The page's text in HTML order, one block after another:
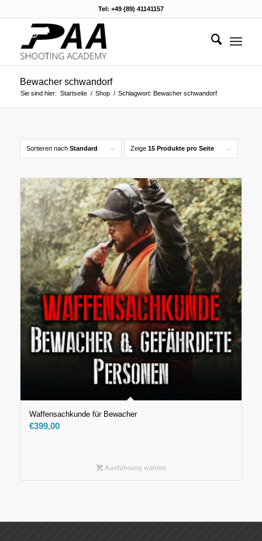
Tel: +49 (89) 41141157
Bewacher schwandorf
Sie sind hier: Startseite / Shop / Schlagwort: Bewacher schwandorf
Sortieren nach Standard Zeige 15 Produkte pro Seite
Waffensachkunde für Bewacher
€399,00
Ausführung wählen